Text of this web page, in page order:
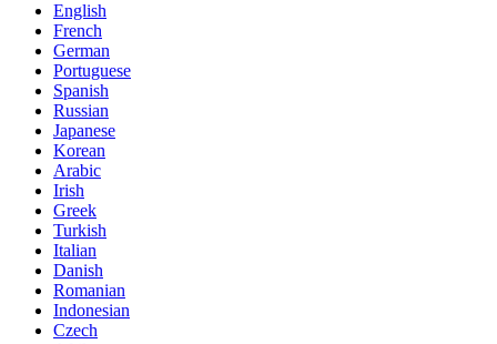
English
French
German
Portuguese
Spanish
Russian
Japanese
Korean
Arabic
Irish
Greek
Turkish
Italian
Danish
Romanian
Indonesian
Czech